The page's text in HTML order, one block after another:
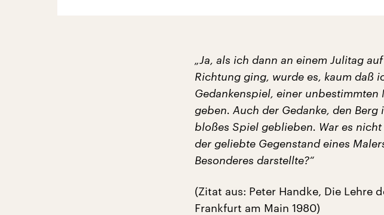
„Ja, als ich dann an einem Julitag
Richtung ging, wurde es, kaum daß
Gedankenspiel, einer
geben. Auch der Gedanke, den
bloßes Spiel geblieben. War es
der geliebte Gegenstand eines
Besonderes darstellte?“
(Zitat aus: Peter Handke, Die Lehre
Frankfurt am Main 1980)